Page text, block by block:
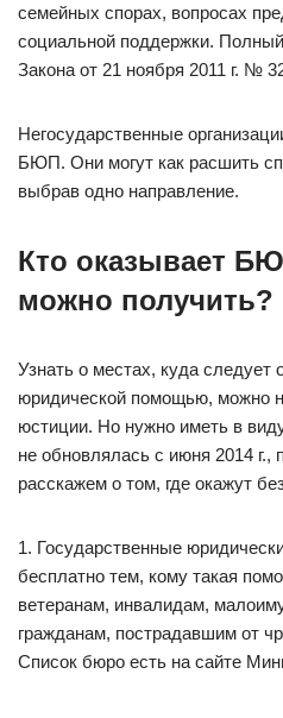
семейных спорах, вопросах
социальной поддержки.
Закона от 21 ноября 2011 г. №
Негосударственные
БЮП. Они могут как расшить
выбрав одно направление.
Кто оказывает
можно получить?
Узнать о местах, куда следует
юридической помощью, можно
юстиции. Но нужно иметь в
не обновлялась с июня 2014
расскажем о том, где окажут
1. Государственные
бесплатно тем, кому такая
ветеранам, инвалидам,
гражданам, пострадавшим от
Список бюро есть на сайте